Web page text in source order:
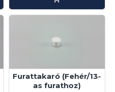
Furattakaró (Fehér/13-
as furathoz)